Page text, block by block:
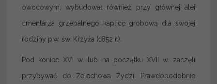
owocowym, wybudował również przy głównej alei
cmentarza grzebalnego kaplicę grobową dla swojej
rodziny p.w. św. Krzyża (1852 r.).
Pod koniec XVI w. lub na początku XVII w. zaczęli
przybywać do Żelechowa Żydzi. Prawdopodobnie